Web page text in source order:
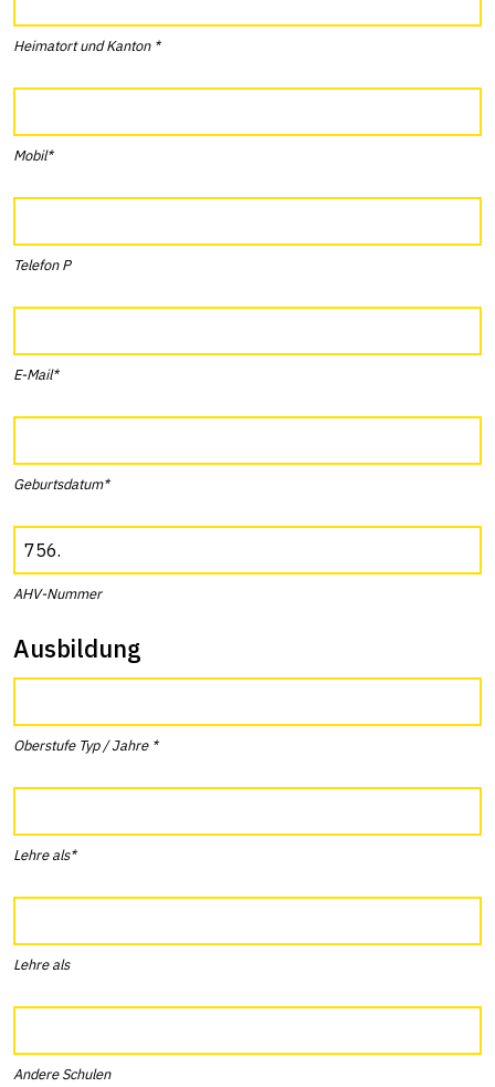
Heimatort und Kanton *
Mobil*
Telefon P
E-Mail*
Geburtsdatum*
AHV-Nummer
Ausbildung
Oberstufe Typ / Jahre *
Lehre als*
Lehre als
Andere Schulen